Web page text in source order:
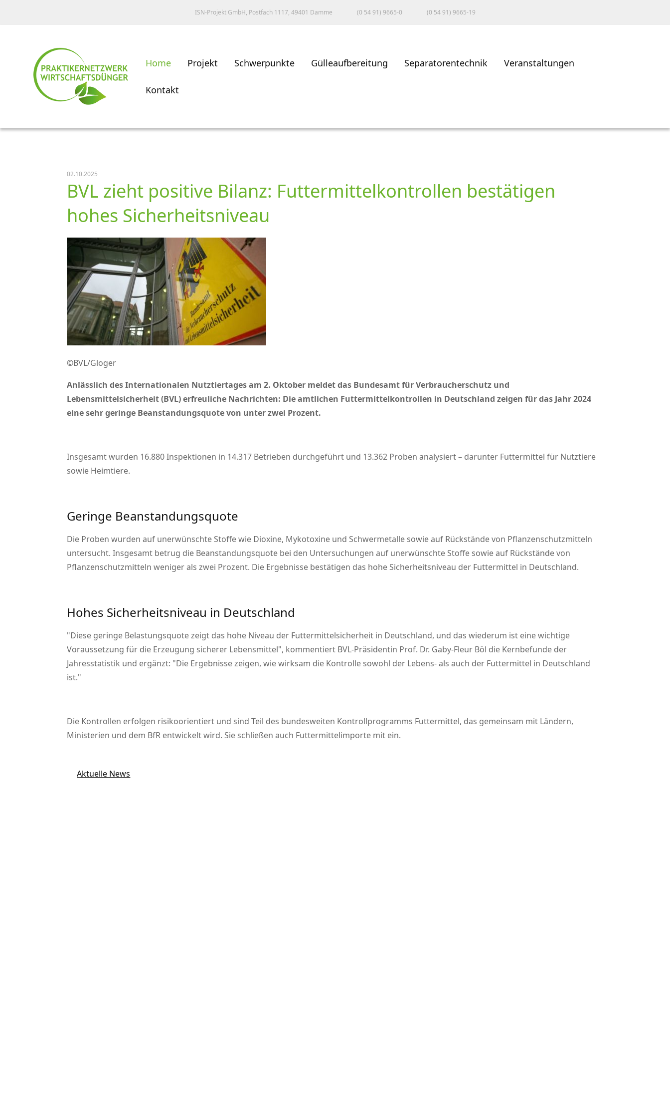
ISN-Projekt GmbH, Postfach 1117, 49401 Damme (0 54 91) 9665-0 (0 54 91) 9665-19
Home Projekt Schwerpunkte Gülleaufbereitung Separatorentechnik Veranstaltungen
Kontakt
02.10.2025
BVL zieht positive Bilanz: Futtermittelkontrollen bestätigen
hohes Sicherheitsniveau
©BVL/Gloger
Anlässlich des Internationalen Nutztiertages am 2. Oktober meldet das Bundesamt für Verbraucherschutz und
Lebensmittelsicherheit (BVL) erfreuliche Nachrichten: Die amtlichen Futtermittelkontrollen in Deutschland zeigen für das Jahr 2024
eine sehr geringe Beanstandungsquote von unter zwei Prozent.
Insgesamt wurden 16.880 Inspektionen in 14.317 Betrieben durchgeführt und 13.362 Proben analysiert – darunter Futtermittel für Nutztiere
sowie Heimtiere.
Geringe Beanstandungsquote
Die Proben wurden auf unerwünschte Stoffe wie Dioxine, Mykotoxine und Schwermetalle sowie auf Rückstände von Pflanzenschutzmitteln
untersucht. Insgesamt betrug die Beanstandungsquote bei den Untersuchungen auf unerwünschte Stoffe sowie auf Rückstände von
Pflanzenschutzmitteln weniger als zwei Prozent. Die Ergebnisse bestätigen das hohe Sicherheitsniveau der Futtermittel in Deutschland.
Hohes Sicherheitsniveau in Deutschland
Diese geringe Belastungsquote zeigt das hohe Niveau der Futtermittelsicherheit in Deutschland, und das wiederum ist eine wichtige
Voraussetzung für die Erzeugung sicherer Lebensmittel , kommentiert BVL-Präsidentin Prof. Dr. Gaby-Fleur Böl die Kernbefunde der
Jahresstatistik und ergänzt: Die Ergebnisse zeigen, wie wirksam die Kontrolle sowohl der Lebens- als auch der Futtermittel in Deutschland
ist.
Die Kontrollen erfolgen risikoorientiert und sind Teil des bundesweiten Kontrollprogramms Futtermittel, das gemeinsam mit Ländern,
Ministerien und dem BfR entwickelt wird. Sie schließen auch Futtermittelimporte mit ein.
Aktuelle News